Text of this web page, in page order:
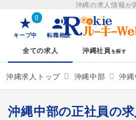
沖縄の求人情報が
0
キープ中 転職相談
全ての求人 沖縄社員
沖縄求人トップ 沖縄中部 沖縄
沖縄中部の正社員の